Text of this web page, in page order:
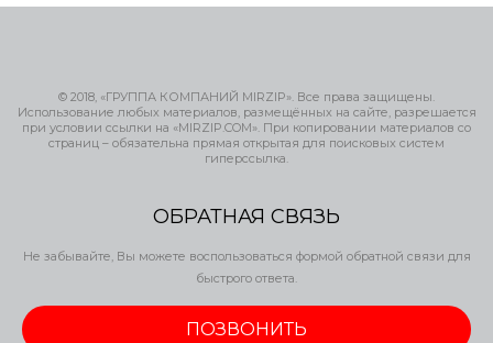
© 2018, «ГРУППА КОМПАНИЙ MIRZIP». Все права защищены.
Использование любых материалов, размещённых на сайте, разрешается
при условии ссылки на «MIRZIP.COM». При копировании материалов со
страниц – обязательна прямая открытая для поисковых систем
гиперссылка.
ОБРАТНАЯ СВЯЗЬ
Не забывайте, Вы можете воспользоваться формой обратной связи для
быстрого ответа.
ПОЗВОНИТЬ